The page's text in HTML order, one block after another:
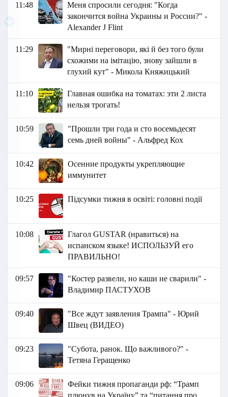
11:48
Меня спросили сегодня: "Когда
закончится война Украины и России?" -
Аlexander J Flint
11:29
"Мирні переговори, які й без того були
схожими на імітацію, знову зайшли в
глухий кут" - Микола Княжицький
11:10
Главная ошибка на томатах: эти 2 листа
нельзя трогать!
10:59
"Прошли три года и сто восемьдесят
семь дней войны" - Альфред Кох
10:42
Осенние продукты укрепляющие
иммунитет
10:25 Підсумки тижня в освіті: головні події
10:08
Глагол GUSTAR (нравиться) на
испанском языке! ИСПОЛЬЗУЙ его
ПРАВИЛЬНО!
09:57
"Костер развели, но каши не сварили" -
Владимир ПАСТУХОВ
09:40
"Все ждут заявления Трампа" - Юрий
Швец (ВИДЕО)
09:23
"Субота, ранок. Що важливого?" -
Тетяна Геращенко
09:06
Фейки тижня пропаганди рф: “Трамп